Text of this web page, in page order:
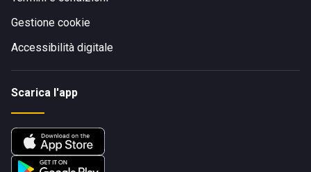
Gestione cookie
Accessibilità digitale
Scarica l'app